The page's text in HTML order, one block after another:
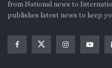
from National news to
publishes latest news to keep